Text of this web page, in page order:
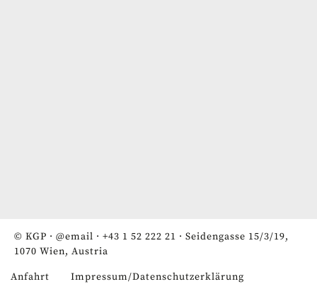
© KGP · @email · +43 1 52 222 21 · Seidengasse 15/3/19,
1070 Wien, Austria
Anfahrt Impressum/Datenschutzerklärung